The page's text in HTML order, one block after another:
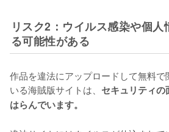
リスク2：ウイルス感染や個
る可能性がある
作品を違法にアップロードして無料で
いる海賊版サイトは、 セキュリティ
はらんでいます。